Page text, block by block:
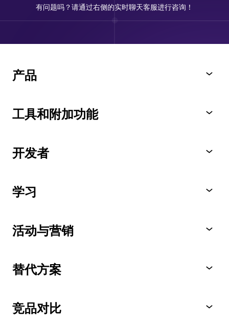
有问题吗？请通过右侧的实时聊天客服进行咨询！
产品
工具和附加功能
开发者
学习
活动与营销
替代方案
竞品对比